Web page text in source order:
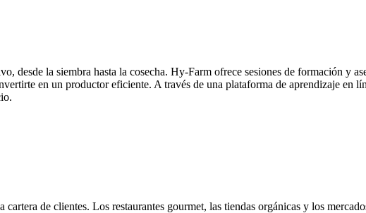
desde la siembra hasta la cosecha. Hy-Farm ofrece sesiones de formación y
en un productor eficiente. A través de una plataforma de aprendizaje en
de clientes. Los restaurantes gourmet, las tiendas orgánicas y los